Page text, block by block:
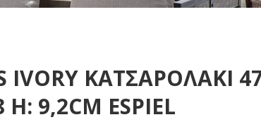
IVORY ΚΑΤΣΑΡΟΛΑΚΙ
H: 9,2CM ESPIEL